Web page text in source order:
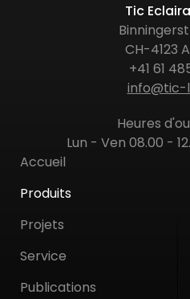
Tic
CH-4123
+41 61
info@tic-
Heures
Lun - Ven 08.00 -
Accueil
Produits
Projets
Service
Publications